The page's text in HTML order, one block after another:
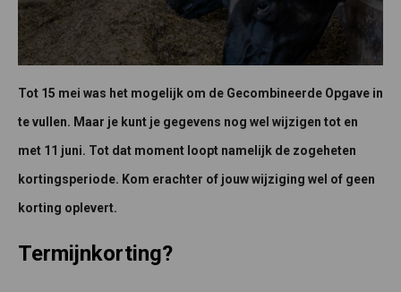
Tot 15 mei was het mogelijk om de Gecombineerde Opgave in
te vullen. Maar je kunt je gegevens nog wel wijzigen tot en
met 11 juni. Tot dat moment loopt namelijk de zogeheten
kortingsperiode. Kom erachter of jouw wijziging wel of geen
korting oplevert.
Termijnkorting?